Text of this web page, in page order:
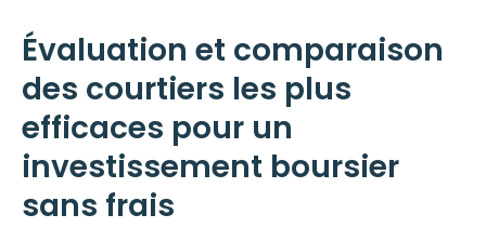
Évaluation et comparaison
des courtiers les plus
efficaces pour un
investissement boursier
sans frais